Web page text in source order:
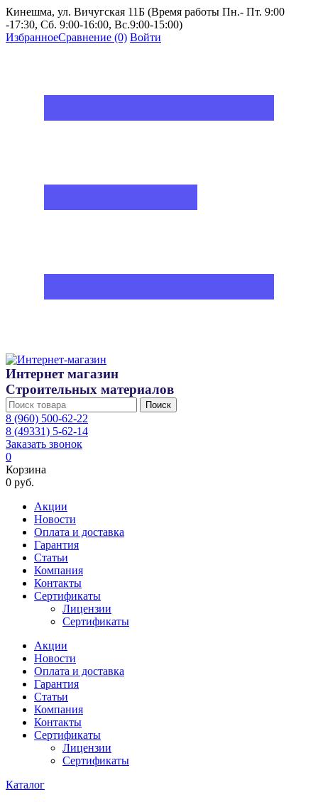
Кинешма, ул. Вичугская 11Б (Время работы Пн.- Пт. 9:00
-17:30, Сб. 9:00-16:00, Вс.9:00-15:00)
ИзбранноеСравнение (0) Войти
Интернет магазин
Строительных материалов
Поиск
8 (960) 500-62-22
8 (49331) 5-62-14
Заказать звонок
0
Корзина
0 руб.
Акции
Новости
Оплата и доставка
Гарантия
Статьи
Компания
Контакты
Сертификаты
Лицензии
Сертификаты
Акции
Новости
Оплата и доставка
Гарантия
Статьи
Компания
Контакты
Сертификаты
Лицензии
Сертификаты
Каталог